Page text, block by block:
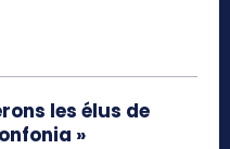
les élus de
»